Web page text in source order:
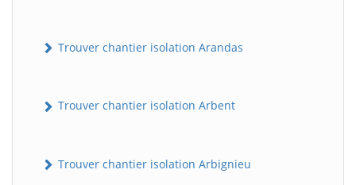
Trouver chantier isolation Arandas
Trouver chantier isolation Arbent
Trouver chantier isolation Arbignieu